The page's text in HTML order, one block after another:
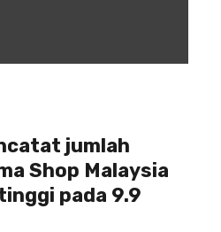
jumlah
Shop Malaysia
pada 9.9